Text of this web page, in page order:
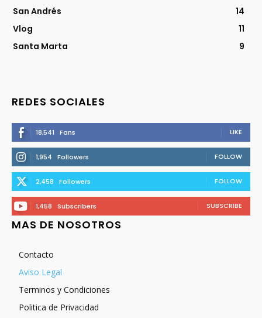
San Andrés
14
Vlog
11
Santa Marta
9
REDES SOCIALES
18,541 Fans LIKE
1,954 Followers FOLLOW
2,458 Followers FOLLOW
1,458 Subscribers SUBSCRIBE
MAS DE NOSOTROS
Contacto
Aviso Legal
Terminos y Condiciones
Politica de Privacidad